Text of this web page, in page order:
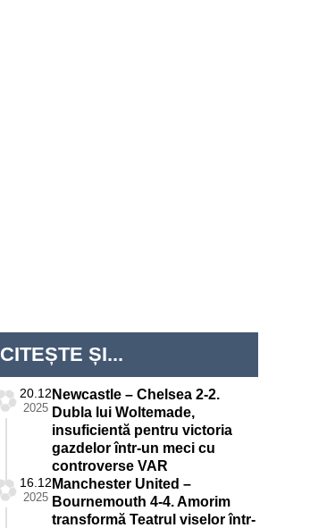
CITEȘTE ȘI...
20.12
2025
Newcastle – Chelsea 2-2.
Dubla lui Woltemade,
insuficientă pentru victoria
gazdelor într-un meci cu
controverse VAR
16.12
2025
Manchester United –
Bournemouth 4-4. Amorim
transformă Teatrul viselor într-